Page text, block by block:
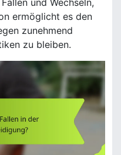
und Wechseln,
ermöglicht es den
zunehmend
zu bleiben.